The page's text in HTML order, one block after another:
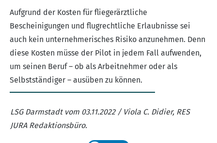
Aufgrund der Kosten für fliegerärztliche
Bescheinigungen und flugrechtliche Erlaubnisse sei
auch kein unternehmerisches Risiko anzunehmen. Denn
diese Kosten müsse der Pilot in jedem Fall aufwenden,
um seinen Beruf – ob als Arbeitnehmer oder als
Selbstständiger – ausüben zu können.
LSG Darmstadt vom 03.11.2022 / Viola C. Didier, RES
JURA Redaktionsbüro.